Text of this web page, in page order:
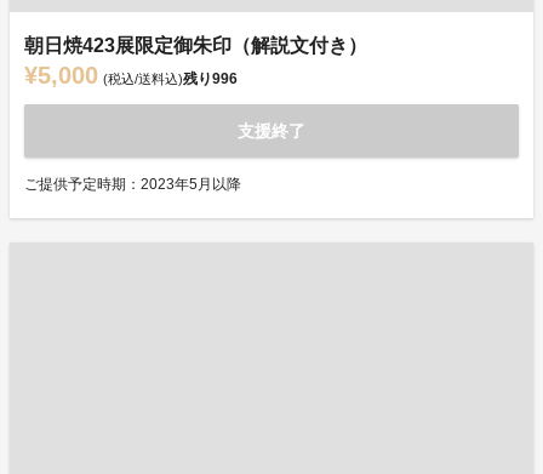
朝日焼423展限定御朱印（解説文付き）
¥5,000 (税込/送料込)残り996
支援終了
ご提供予定時期：2023年5月以降